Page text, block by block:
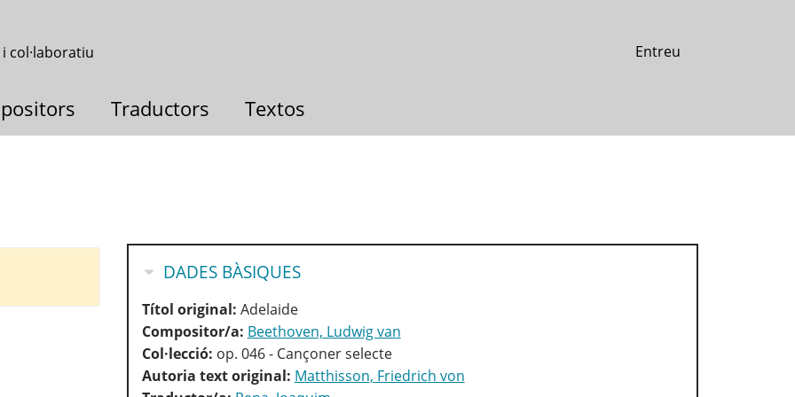
col·laboratiu Entreu
Traductors Textos
OCULTA
DADES BÀSIQUES
Títol original: Adelaide
Compositor/a: Beethoven, Ludwig van
Col·lecció: op. 046 - Cançoner selecte
Autoria text original: Matthisson, Friedrich von